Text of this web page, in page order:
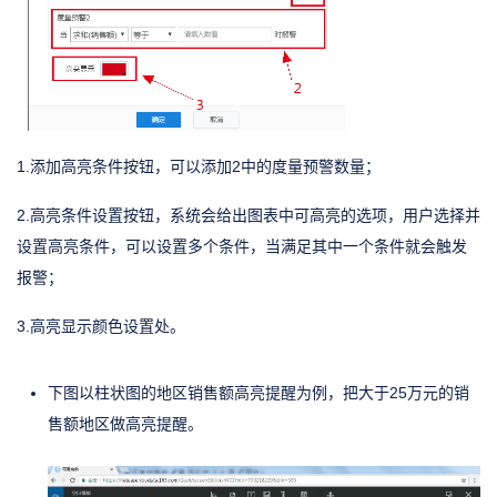
1.添加高亮条件按钮，可以添加2中的度量预警数量；
2.高亮条件设置按钮，系统会给出图表中可高亮的选项，用户选择并
设置高亮条件，可以设置多个条件，当满足其中一个条件就会触发
报警；
3.高亮显示颜色设置处。
下图以柱状图的地区销售额高亮提醒为例，把大于25万元的销
售额地区做高亮提醒。